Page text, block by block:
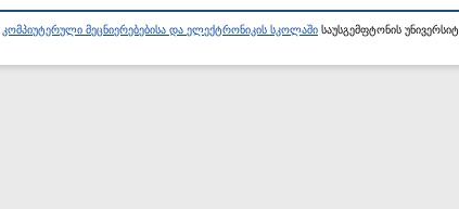
კომპიუტერული მეცნიერებებისა და ელექტრონიკის სკოლაში საუსგემფტონის